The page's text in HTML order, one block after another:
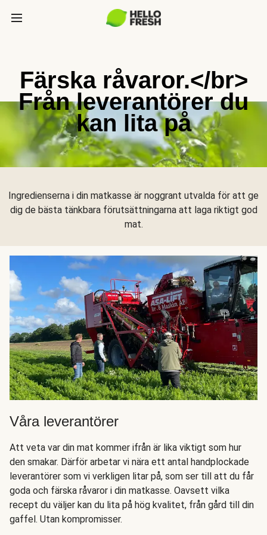
Färska råvaror.</br>
Från leverantörer du
kan lita på
Ingredienserna i din matkasse är noggrant utvalda för att ge
dig de bästa tänkbara förutsättningarna att laga riktigt god
mat.
Våra leverantörer
Att veta var din mat kommer ifrån är lika viktigt som hur
den smakar. Därför arbetar vi nära ett antal handplockade
leverantörer som vi verkligen litar på, som ser till att du får
goda och färska råvaror i din matkasse. Oavsett vilka
recept du väljer kan du lita på hög kvalitet, från gård till din
gaffel. Utan kompromisser.